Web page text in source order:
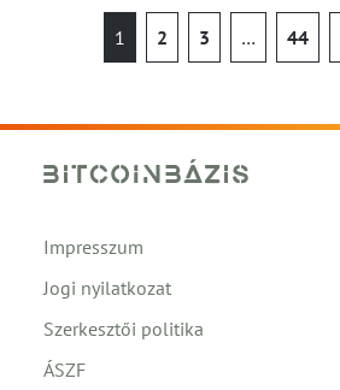
1 2 3 … 44
Impresszum
Jogi nyilatkozat
Szerkesztői politika
ÁSZF